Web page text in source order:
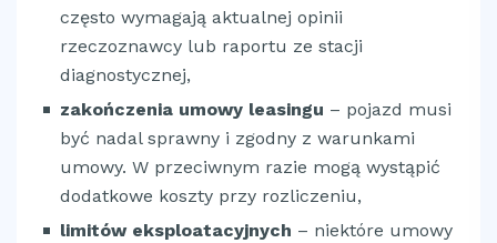
często wymagają aktualnej opinii
rzeczoznawcy lub raportu ze stacji
diagnostycznej,
zakończenia umowy leasingu – pojazd musi
być nadal sprawny i zgodny z warunkami
umowy. W przeciwnym razie mogą wystąpić
dodatkowe koszty przy rozliczeniu,
limitów eksploatacyjnych – niektóre umowy